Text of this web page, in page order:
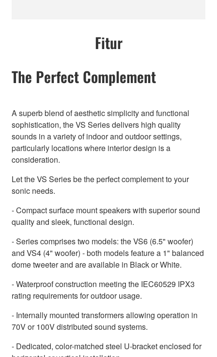
Fitur
The Perfect Complement
A superb blend of aesthetic simplicity and functional
sophistication, the VS Series delivers high quality
sounds in a variety of indoor and outdoor settings,
particularly locations where interior design is a
consideration.
Let the VS Series be the perfect complement to your
sonic needs.
- Compact surface mount speakers with superior sound
quality and sleek, functional design.
- Series comprises two models: the VS6 (6.5" woofer)
and VS4 (4" woofer) - both models feature a 1" balanced
dome tweeter and are available in Black or White.
- Waterproof construction meeting the IEC60529 IPX3
rating requirements for outdoor usage.
- Internally mounted transformers allowing operation in
70V or 100V distributed sound systems.
- Dedicated, color-matched steel U-bracket enclosed for